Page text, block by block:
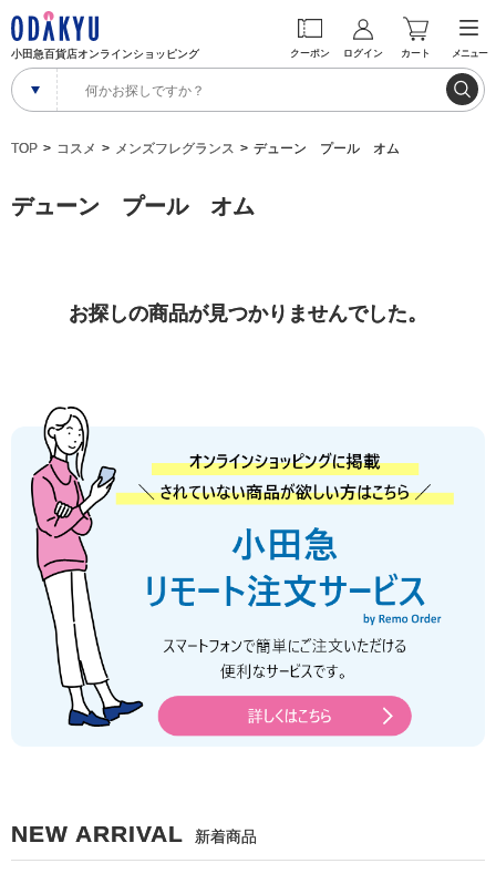
小田急百貨店オンラインショッピング クーポン ログイン カート メニュー
TOP コスメ メンズフレグランス デューン プール オム
デューン プール オム
お探しの商品が見つかりませんでした。
NEW ARRIVAL 新着商品